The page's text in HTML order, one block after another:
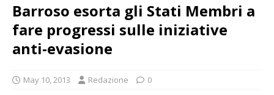
Barroso esorta gli Stati Membri a
fare progressi sulle iniziative
anti-evasione
May 10, 2013 Redazione 0